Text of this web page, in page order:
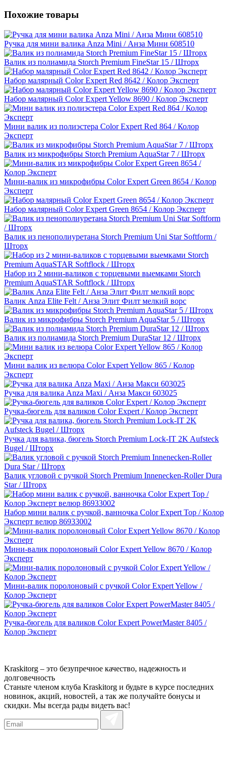
Похожие товары
Ручка для мини валика Anza Mini / Анза Мини 608510
Валик из полиамида Storch Premium FineStar 15 / Шторх
Набор малярный Color Expert Red 8642 / Колор Эксперт
Набор малярный Color Expert Yellow 8690 / Колор Эксперт
Мини валик из полиэстера Color Expert Red 864 / Колор
Эксперт
Валик из микрофибры Storch Premium AquaStar 7 / Шторх
Мини-валик из микрофибры Color Expert Green 8654 / Колор
Эксперт
Набор малярный Color Expert Green 8654 / Колор Эксперт
Валик из пенополиуретана Storch Premium Uni Star Softform /
Шторх
Набор из 2 мини-валиков с торцевыми выемками Storch
Premium AquaSTAR Softflock / Шторх
Валик Anza Elite Felt / Анза Элит Филт мелкий ворс
Валик из микрофибры Storch Premium AquaStar 5 / Шторх
Валик из полиамида Storch Premium DuraStar 12 / Шторх
Мини валик из велюра Color Expert Yellow 865 / Колор
Эксперт
Ручка для валика Anza Maxi / Анза Макси 603025
Ручка-бюгель для валиков Color Expert / Колор Эксперт
Ручка для валика, бюгель Storch Premium Lock-IT 2K Aufsteck
Bugel / Шторх
Валик угловой с ручкой Storch Premium Innenecken-Roller Dura
Star / Шторх
Набор мини валик с ручкой, ванночка Color Expert Top / Колор
Эксперт велюр 86933002
Мини-валик поролоновый Color Expert Yellow 8670 / Колор
Эксперт
Мини-валик поролоновый с ручкой Color Expert Yellow /
Колор Эксперт
Ручка-бюгель для валиков Color Expert PowerMaster 8405 /
Колор Эксперт
Kraskitorg – это безупречное качество, надежность и
долговечность
Станьте членом клуба Kraskitorg и будьте в курсе последних
новинок, акций, новостей, а так же получайте бонусы и
скидки. Мы всегда рады видеть вас!